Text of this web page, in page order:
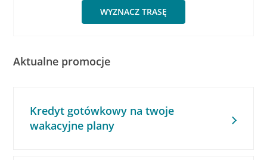
WYZNACZ TRASĘ
Aktualne promocje
Kredyt gotówkowy na twoje
wakacyjne plany